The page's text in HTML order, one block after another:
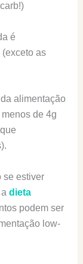
é
as
alimentação
de 4g
se estiver
dieta
podem ser
low-